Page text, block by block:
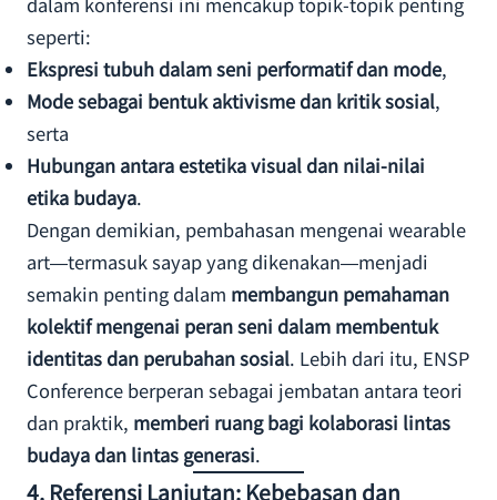
seperti:
Ekspresi tubuh dalam seni performatif dan mode,
Mode sebagai bentuk aktivisme dan kritik sosial,
serta
Hubungan antara estetika visual dan nilai-nilai
etika budaya.
Dengan demikian, pembahasan mengenai wearable
art—termasuk sayap yang dikenakan—menjadi
semakin penting dalam membangun pemahaman
kolektif mengenai peran seni dalam membentuk
identitas dan perubahan sosial. Lebih dari itu, ENSP
Conference berperan sebagai jembatan antara teori
dan praktik, memberi ruang bagi kolaborasi lintas
budaya dan lintas generasi.
4. Referensi Lanjutan: Kebebasan dan